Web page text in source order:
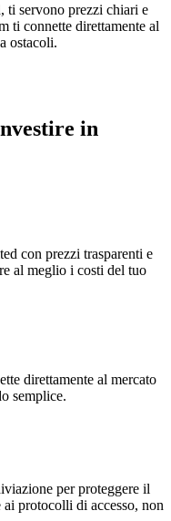
servono prezzi chiari e
ti connette direttamente al
ostacoli.
in
con prezzi trasparenti e
al meglio i costi del tuo
direttamente al mercato
semplice.
per proteggere il
protocolli di accesso, non